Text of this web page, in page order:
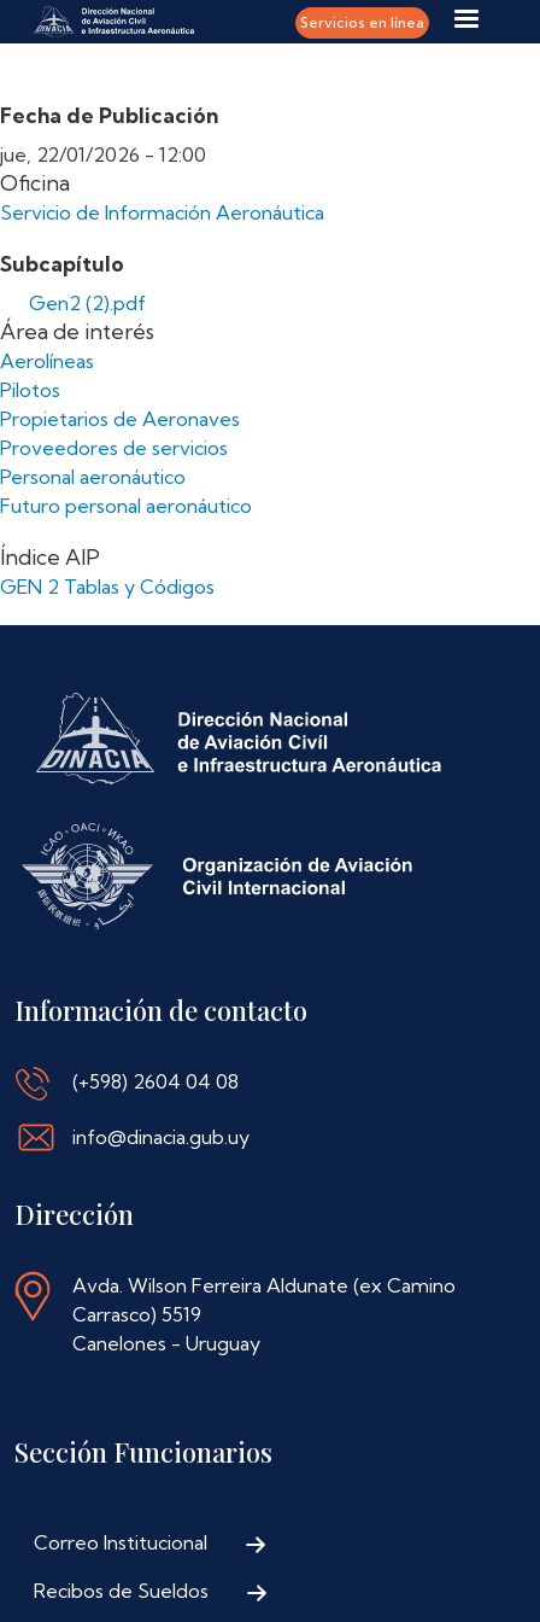
Pasar al contenido principal Servicios en línea
Fecha de Publicación
jue, 22/01/2026 - 12:00
Oficina
Servicio de Información Aeronáutica
Subcapítulo
Gen2 (2).pdf
Área de interés
Aerolíneas
Pilotos
Propietarios de Aeronaves
Proveedores de servicios
Personal aeronáutico
Futuro personal aeronáutico
Índice AIP
GEN 2 Tablas y Códigos
Información de contacto
(+598) 2604 04 08
info@dinacia.gub.uy
Dirección
Avda. Wilson Ferreira Aldunate (ex Camino
Carrasco) 5519
Canelones - Uruguay
Sección Funcionarios
Correo Institucional
Recibos de Sueldos